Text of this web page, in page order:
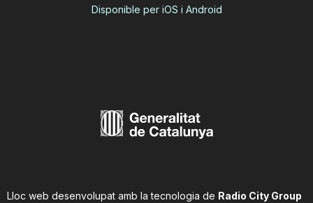
Disponible per iOS i Android
Lloc web desenvolupat amb la tecnologia de Radio City Group